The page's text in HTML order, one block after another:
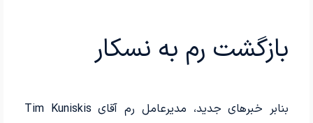
بازگشت رم به نسکار
بنابر خبرهای جدید، مدیرعامل رم آقای Tim Kuniskis